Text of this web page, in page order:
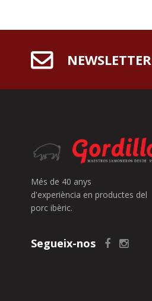
NEWSLETTER
Més de 40 anys
d'experiència en productes del
porc ibèric.
Segueix-nos